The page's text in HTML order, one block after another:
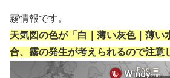
霧情報です。
天気図の色が「白｜薄い灰色｜薄い
合、霧の発生が考えられるので注意